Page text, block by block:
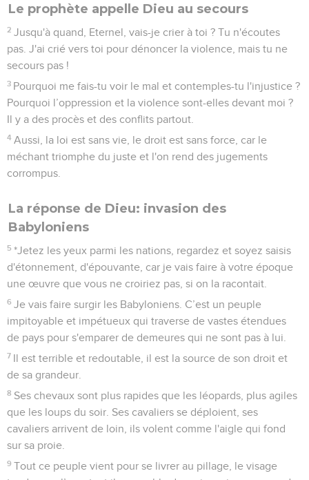
Le prophète appelle Dieu au secours
2 Jusqu'à quand, Eternel, vais-je crier à toi ? Tu n'écoutes
pas. J'ai crié vers toi pour dénoncer la violence, mais tu ne
secours pas !
3 Pourquoi me fais-tu voir le mal et contemples-tu l'injustice ?
Pourquoi l’oppression et la violence sont-elles devant moi ?
Il y a des procès et des conflits partout.
4 Aussi, la loi est sans vie, le droit est sans force, car le
méchant triomphe du juste et l'on rend des jugements
corrompus.
La réponse de Dieu: invasion des
Babyloniens
5 *Jetez les yeux parmi les nations, regardez et soyez saisis
d'étonnement, d'épouvante, car je vais faire à votre époque
une œuvre que vous ne croiriez pas, si on la racontait.
6 Je vais faire surgir les Babyloniens. C’est un peuple
impitoyable et impétueux qui traverse de vastes étendues
de pays pour s'emparer de demeures qui ne sont pas à lui.
7 Il est terrible et redoutable, il est la source de son droit et
de sa grandeur.
8 Ses chevaux sont plus rapides que les léopards, plus agiles
que les loups du soir. Ses cavaliers se déploient, ses
cavaliers arrivent de loin, ils volent comme l'aigle qui fond
sur sa proie.
9 Tout ce peuple vient pour se livrer au pillage, le visage